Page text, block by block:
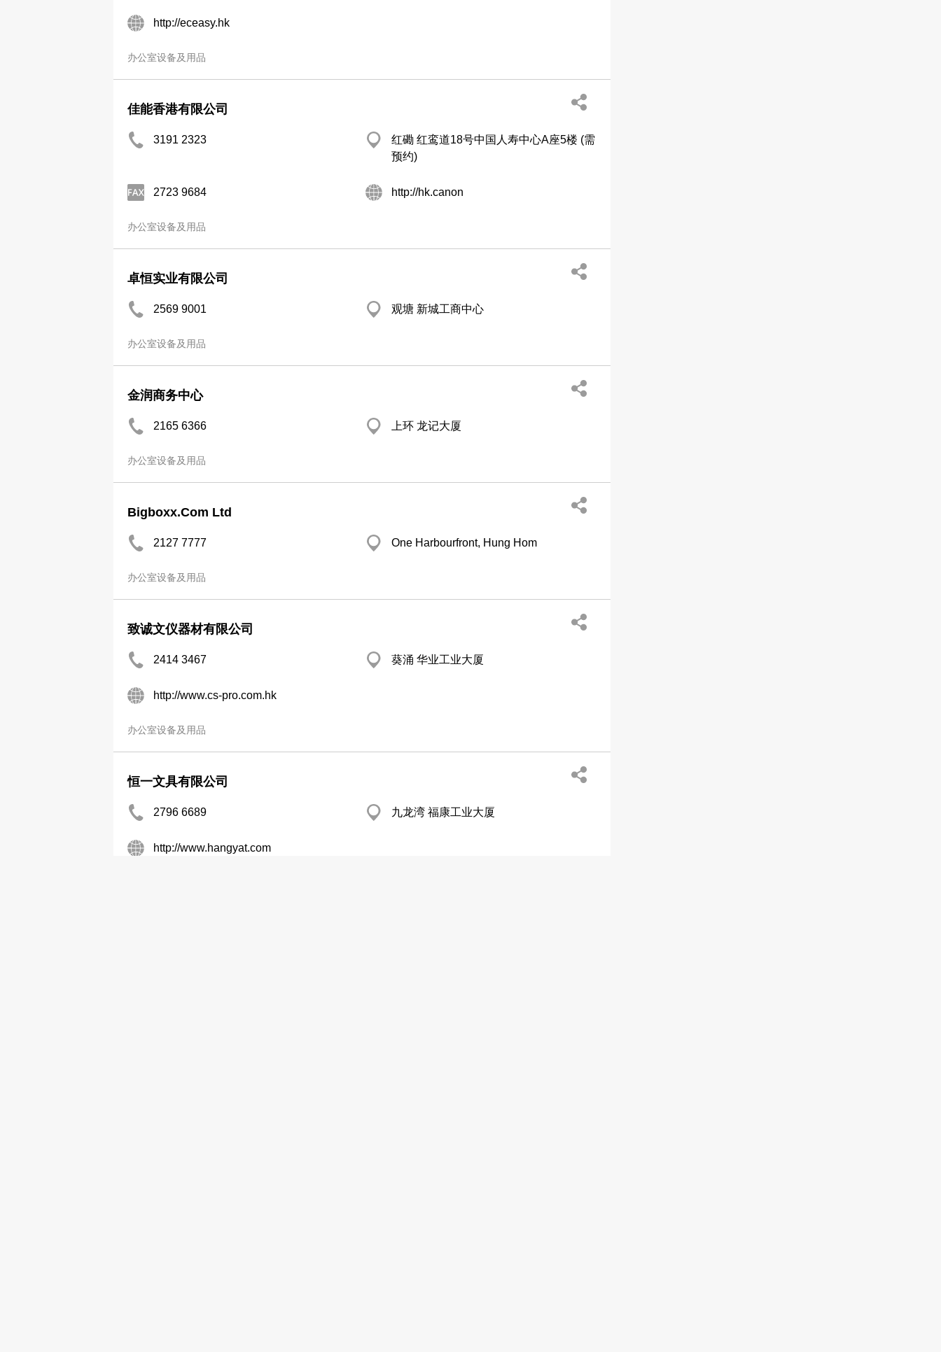
http://eceasy.hk
办公室设备及用品
佳能香港有限公司
3191 2323
红磡 红鸾道18号中国人寿中心A座5楼 (需
预约)
2723 9684 http://hk.canon
办公室设备及用品
卓恒实业有限公司
2569 9001 观塘 新城工商中心
办公室设备及用品
金润商务中心
2165 6366 上环 龙记大厦
办公室设备及用品
Bigboxx.Com Ltd
2127 7777 One Harbourfront, Hung Hom
办公室设备及用品
致诚文仪器材有限公司
2414 3467 葵涌 华业工业大厦
http://www.cs-pro.com.hk
办公室设备及用品
恒一文具有限公司
2796 6689 九龙湾 福康工业大厦
http://www.hangyat.com